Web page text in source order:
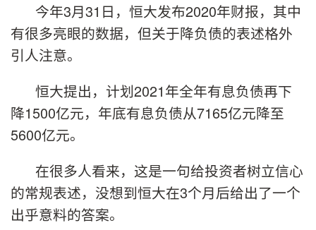
今年3月31日，恒大发布2020年财报，其中
有很多亮眼的数据，但关于降负债的表述格外
引人注意。
恒大提出，计划2021年全年有息负债再下
降1500亿元，年底有息负债从7165亿元降至
5600亿元。
在很多人看来，这是一句给投资者树立信心
的常规表述，没想到恒大在3个月后给出了一个
出乎意料的答案。